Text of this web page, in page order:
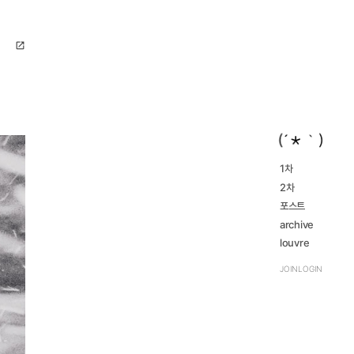
1차
navigate_next2016...
navigate_next 2023...
2차
navigate_next2016...
2023...
포스트
archive
navigate_nextreview
louvre
JOINLOGIN
open_in_new